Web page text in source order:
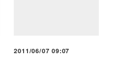
2011/06/07 09:07